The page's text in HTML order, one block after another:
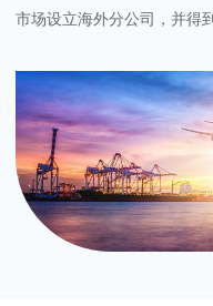
市场设立海外分公司，并得